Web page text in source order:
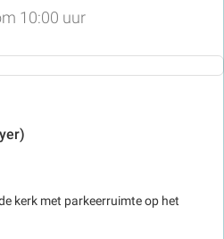
10:00 uur
kerk met parkeerruimte op het